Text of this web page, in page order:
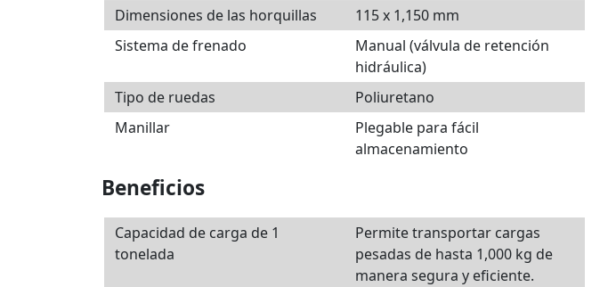
Dimensiones de las horquillas
115 x 1,150 mm
Sistema de frenado
Manual (válvula de retención
hidráulica)
Tipo de ruedas
Poliuretano
Manillar
Plegable para fácil
almacenamiento
Beneficios
Capacidad de carga de 1
tonelada
Permite transportar cargas
pesadas de hasta 1,000 kg de
manera segura y eficiente.